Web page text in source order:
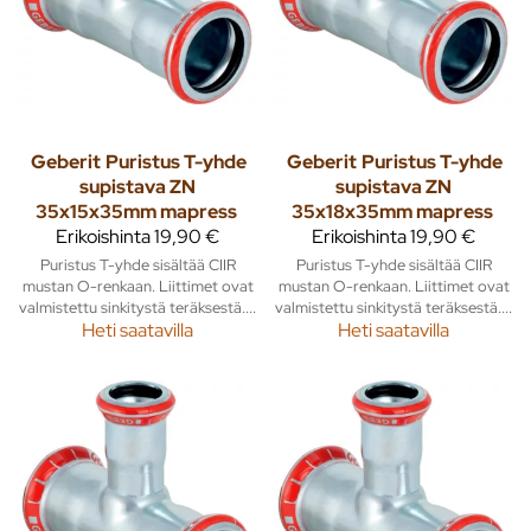
Geberit Puristus T-yhde
supistava ZN
35x15x35mm mapress
Erikoishinta19,90 €
Puristus T-yhde sisältää CIIR
mustan O-renkaan. Liittimet ovat
valmistettu sinkitystä teräksestä....
Heti saatavilla
Geberit Puristus T-yhde
supistava ZN
35x18x35mm mapress
Erikoishinta19,90 €
Puristus T-yhde sisältää CIIR
mustan O-renkaan. Liittimet ovat
valmistettu sinkitystä teräksestä....
Heti saatavilla